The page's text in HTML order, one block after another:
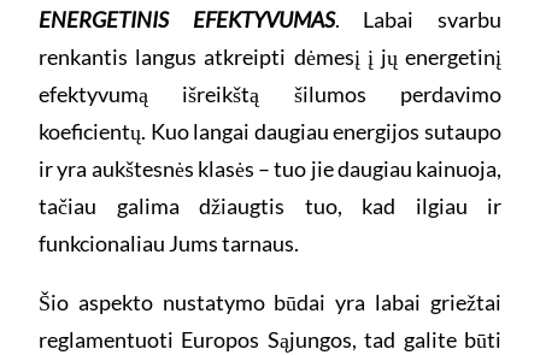
ENERGETINIS EFEKTYVUMAS. Labai svarbu
renkantis langus atkreipti dėmesį į jų energetinį
efektyvumą išreikštą šilumos perdavimo
koeficientų. Kuo langai daugiau energijos sutaupo
ir yra aukštesnės klasės – tuo jie daugiau kainuoja,
tačiau galima džiaugtis tuo, kad ilgiau ir
funkcionaliau Jums tarnaus.
Šio aspekto nustatymo būdai yra labai griežtai
reglamentuoti Europos Sąjungos, tad galite būti